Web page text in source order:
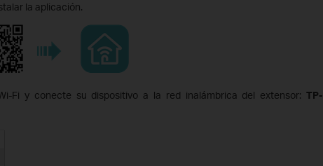
la aplicación.
Fi y conecte su dispositivo a la red inalámbrica del extensor:TP-